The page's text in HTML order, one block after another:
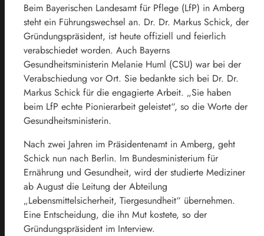
Beim Bayerischen Landesamt für Pflege (LfP) in Amberg
steht ein Führungswechsel an. Dr. Dr. Markus Schick, der
Gründungspräsident, ist heute offiziell und feierlich
verabschiedet worden. Auch Bayerns
Gesundheitsministerin Melanie Huml (CSU) war bei der
Verabschiedung vor Ort. Sie bedankte sich bei Dr. Dr.
Markus Schick für die engagierte Arbeit. „Sie haben
beim LfP echte Pionierarbeit geleistet“, so die Worte der
Gesundheitsministerin.
Nach zwei Jahren im Präsidentenamt in Amberg, geht
Schick nun nach Berlin. Im Bundesministerium für
Ernährung und Gesundheit, wird der studierte Mediziner
ab August die Leitung der Abteilung
„Lebensmittelsicherheit, Tiergesundheit“ übernehmen.
Eine Entscheidung, die ihn Mut kostete, so der
Gründungspräsident im Interview.